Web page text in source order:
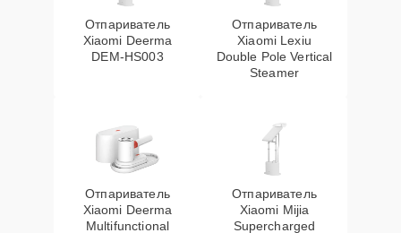
Отпариватель
Xiaomi Deerma
DEM-HS003
Отпариватель
Xiaomi Lexiu
Double Pole Vertical
Steamer
Отпариватель
Xiaomi Deerma
Multifunctional
Отпариватель
Xiaomi Mijia
Supercharged